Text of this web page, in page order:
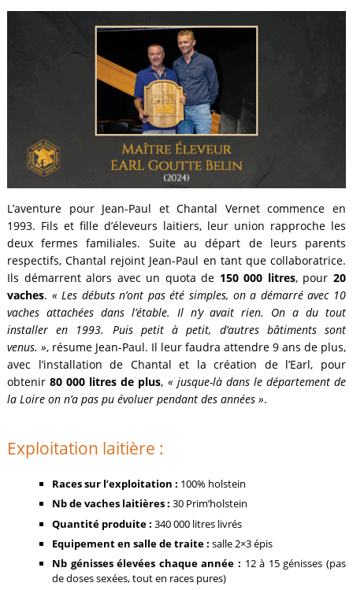
L’aventure pour Jean-Paul et Chantal Vernet commence en
1993. Fils et fille d’éleveurs laitiers, leur union rapproche les
deux fermes familiales. Suite au départ de leurs parents
respectifs, Chantal rejoint Jean-Paul en tant que collaboratrice.
Ils démarrent alors avec un quota de 150 000 litres, pour20
vaches. « Les débuts n’ont pas été simples, on a démarré avec 10
vaches attachées dans l’étable. Il n’y avait rien. On a du tout
installer en 1993. Puis petit à petit, d’autres bâtiments sont
venus. », résume Jean-Paul. Il leur faudra attendre 9 ans de plus,
avec l’installation de Chantal et la création de l’Earl, pour
obtenir80 000 litres de plus, « jusque-là dans le département de
la Loire on n’a pas pu évoluer pendant des années ».
Exploitation laitière :
Races sur l’exploitation : 100% holstein
Nb de vaches laitières :30 Prim’holstein
Quantité produite : 340 000 litres livrés
Equipement en salle de traite : salle 2×3 épis
Nb génisses élevées chaque année : 12 à 15 génisses (pas
de doses sexées, tout en races pures)